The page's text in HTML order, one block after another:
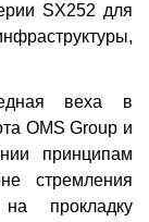
SX252 для
веха в
OMS Group и
принципам
стремления
прокладку